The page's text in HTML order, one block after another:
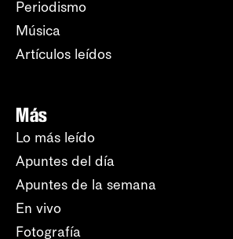
Periodismo
Música
Artículos leídos
Más
Lo más leído
Apuntes del día
Apuntes de la semana
En vivo
Fotografía